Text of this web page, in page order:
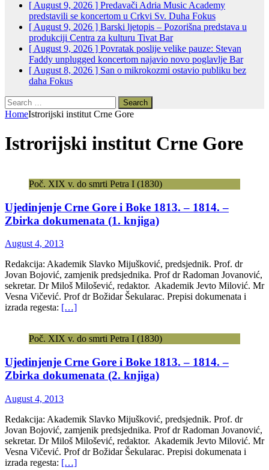
[ August 9, 2026 ] Predavači Adria Music Academy
predstavili se koncertom u Crkvi Sv. Duha Fokus
[ August 9, 2026 ] Barski ljetopis – Pozorišna predstava u
produkciji Centra za kulturu Tivat Bar
[ August 9, 2026 ] Povratak poslije velike pauze: Stevan
Faddy unplugged koncertom najavio novo poglavlje Bar
[ August 8, 2026 ] San o mikrokozmi ostavio publiku bez
daha Fokus
Search
for:
HomeIstrorijski institut Crne Gore
Istrorijski institut Crne Gore
Poč. XIX v. do smrti Petra I (1830)
Ujedinjenje Crne Gore i Boke 1813. – 1814. –
Zbirka dokumenata (1. knjiga)
August 4, 2013
Redakcija: Akademik Slavko Mijušković, predsjednik. Prof. dr
Jovan Bojović, zamjenik predsjednika. Prof dr Radoman Jovanović,
sekretar. Dr Miloš Milošević, redaktor. Akademik Jevto Milović. Mr
Vesna Vičević. Prof dr Božidar Šekularac. Prepisi dokumenata i
izrada regesta: […]
Poč. XIX v. do smrti Petra I (1830)
Ujedinjenje Crne Gore i Boke 1813. – 1814. –
Zbirka dokumenata (2. knjiga)
August 4, 2013
Redakcija: Akademik Slavko Mijušković, predsjednik. Prof. dr
Jovan Bojović, zamjenik predsjednika. Prof dr Radoman Jovanović,
sekretar. Dr Miloš Milošević, redaktor. Akademik Jevto Milović. Mr
Vesna Vičević. Prof dr Božidar Šekularac. Prepisi dokumenata i
izrada regesta: […]